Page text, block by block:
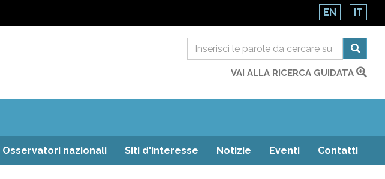
EN IT
VAI ALLA RICERCA GUIDATA
Osservatori nazionali Siti d'interesse Notizie Eventi Contatti